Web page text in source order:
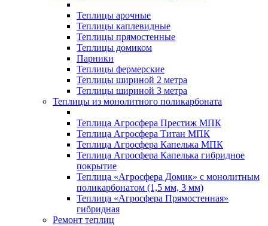
Теплицы арочные
Теплицы каплевидные
Теплицы прямостенные
Теплицы домиком
Парники
Теплицы фермерские
Теплицы шириной 2 метра
Теплицы шириной 3 метра
Теплицы из монолитного поликарбоната
Теплица Агросфера Престиж МПК
Теплица Агросфера Титан МПК
Теплица Агросфера Капелька МПК
Теплица Агросфера Капелька гибридное
покрытие
Теплица «Агросфера Домик» с монолитным
поликарбонатом (1,5 мм, 3 мм)
Теплица «Агросфера Прямостенная»
гибридная
Ремонт теплиц